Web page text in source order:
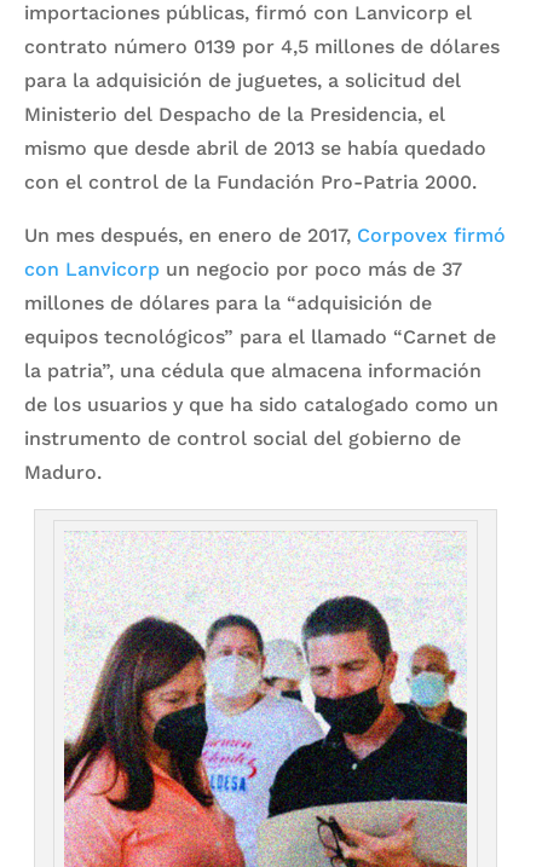
importaciones públicas, firmó con Lanvicorp el
contrato número 0139 por 4,5 millones de dólares
para la adquisición de juguetes, a solicitud del
Ministerio del Despacho de la Presidencia, el
mismo que desde abril de 2013 se había quedado
con el control de la Fundación Pro-Patria 2000.
Un mes después, en enero de 2017, Corpovex firmó
con Lanvicorp un negocio por poco más de 37
millones de dólares para la “adquisición de
equipos tecnológicos” para el llamado “Carnet de
la patria”, una cédula que almacena información
de los usuarios y que ha sido catalogado como un
instrumento de control social del gobierno de
Maduro.